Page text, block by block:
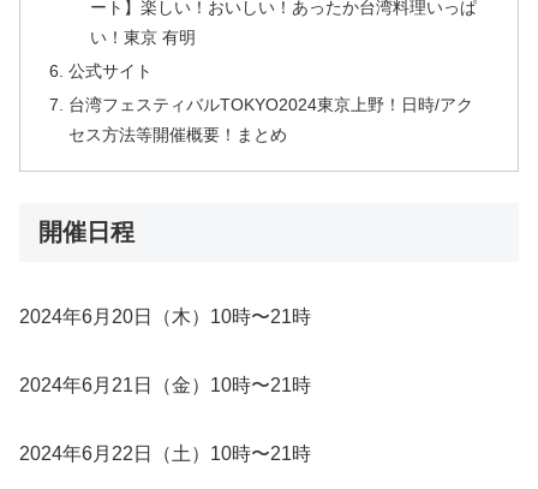
ート】楽しい！おいしい！あったか台湾料理いっぱ
い！東京 有明
公式サイト
台湾フェスティバルTOKYO2024東京上野！日時/アク
セス方法等開催概要！まとめ
開催日程
2024年6月20日（木）10時〜21時
2024年6月21日（金）10時〜21時
2024年6月22日（土）10時〜21時